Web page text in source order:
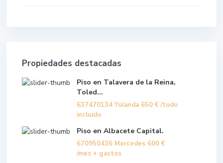
Propiedades destacadas
Piso en Talavera de la Reina,
Toled...
637470134 Yolanda 650 € /todo
incluido
Piso en Albacete Capital.
670950436 Mercedes 600 €
/mes + gastos